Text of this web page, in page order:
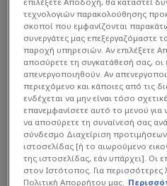
τεχνολογιών παρακολούθησης
σκοποί που εμφανίζονται
συνεργάτες μας επεξεργαζόμαστε
παροχή υπηρεσιών. Αν επιλέξετε
αποσύρετε τη συγκατάθεσή σας, οι
απενεργοποιηθούν. Αν
περιεχόμενο και κάποιες από τις
ενδέχεται να μην είναι τόσο
επανεμφανίσετε αυτό το μενού για
να αποσύρετε τη συναίνεσή σας
σύνδεσμο Διαχείριση
ιστοσελίδας [ή το αιωρούμενο
της ιστοσελίδας, εάν υπάρχει]. Οι
στον Ιστότοπος. Για περισσότερες
Πολιτική Απορρήτου μας.